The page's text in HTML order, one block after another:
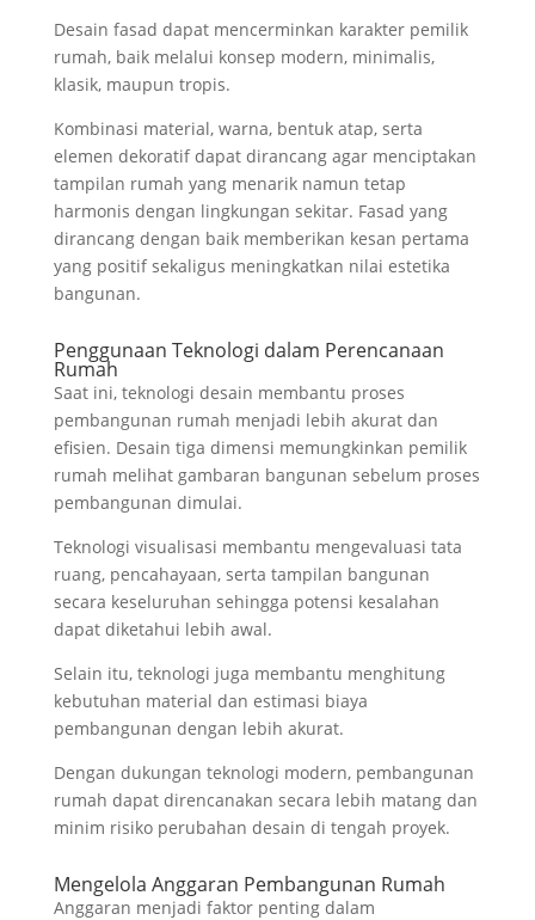
Desain fasad dapat mencerminkan karakter pemilik
rumah, baik melalui konsep modern, minimalis,
klasik, maupun tropis.
Kombinasi material, warna, bentuk atap, serta
elemen dekoratif dapat dirancang agar menciptakan
tampilan rumah yang menarik namun tetap
harmonis dengan lingkungan sekitar. Fasad yang
dirancang dengan baik memberikan kesan pertama
yang positif sekaligus meningkatkan nilai estetika
bangunan.
Penggunaan Teknologi dalam Perencanaan
Rumah
Saat ini, teknologi desain membantu proses
pembangunan rumah menjadi lebih akurat dan
efisien. Desain tiga dimensi memungkinkan pemilik
rumah melihat gambaran bangunan sebelum proses
pembangunan dimulai.
Teknologi visualisasi membantu mengevaluasi tata
ruang, pencahayaan, serta tampilan bangunan
secara keseluruhan sehingga potensi kesalahan
dapat diketahui lebih awal.
Selain itu, teknologi juga membantu menghitung
kebutuhan material dan estimasi biaya
pembangunan dengan lebih akurat.
Dengan dukungan teknologi modern, pembangunan
rumah dapat direncanakan secara lebih matang dan
minim risiko perubahan desain di tengah proyek.
Mengelola Anggaran Pembangunan Rumah
Anggaran menjadi faktor penting dalam